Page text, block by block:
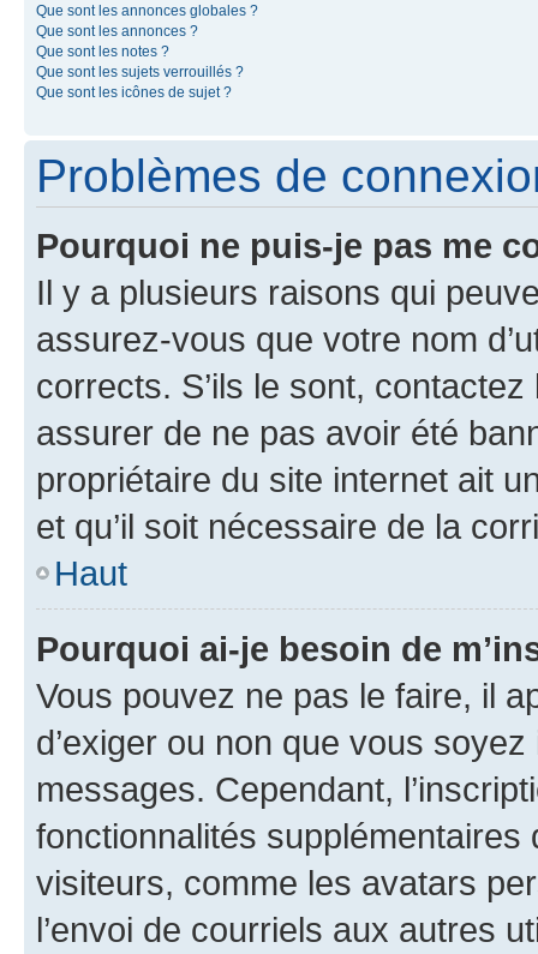
Que sont les annonces globales ?
Que sont les annonces ?
Que sont les notes ?
Que sont les sujets verrouillés ?
Que sont les icônes de sujet ?
Problèmes de
Pourquoi ne puis-je pas me
Il y a plusieurs raisons qui
assurez-vous que votre nom
corrects. S’ils le sont,
assurer de ne pas avoir été
propriétaire du site internet ait
et qu’il soit nécessaire de la
Haut
Pourquoi ai-je besoin de
Vous pouvez ne pas le faire, il
d’exiger ou non que vous
messages. Cependant,
fonctionnalités
visiteurs, comme les avatars
l’envoi de courriels aux autres